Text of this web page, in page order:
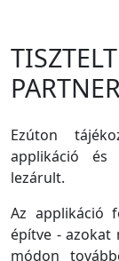
Ezúton
applikáció és
lezárult.
Az applikáció
építve - azokat
módon